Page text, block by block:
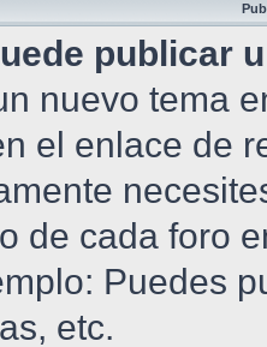
publicar
nuevo tema
el enlace de
de cada foro
Puedes
etc.